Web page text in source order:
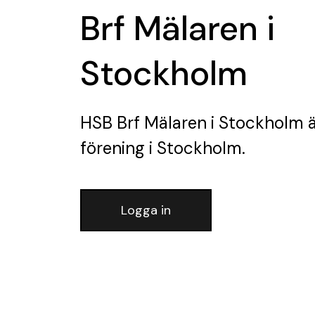
Brf Mälaren i
Stockholm
HSB Brf Mälaren i Stockholm
förening i Stockholm.
Logga in